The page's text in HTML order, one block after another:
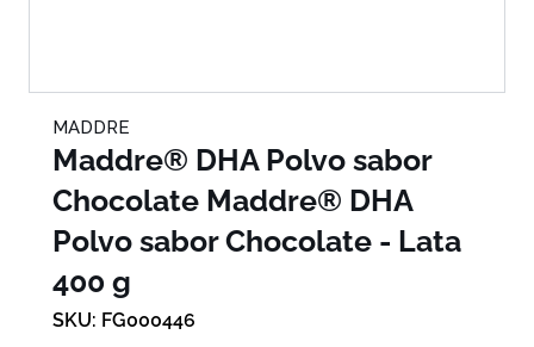
MADDRE
Maddre® DHA Polvo sabor
Chocolate Maddre® DHA
Polvo sabor Chocolate - Lata
400 g
FG000446